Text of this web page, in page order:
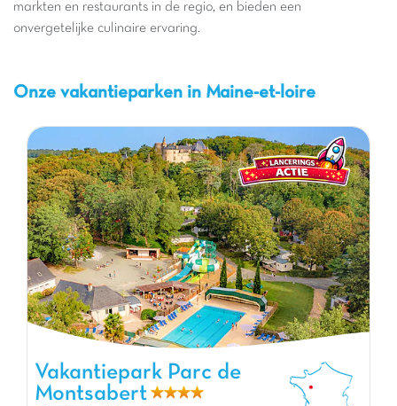
markten en restaurants in de regio, en bieden een
onvergetelijke culinaire ervaring.
Onze vakantieparken in Maine-et-loire
Vakantiepark Parc de
Montsabert